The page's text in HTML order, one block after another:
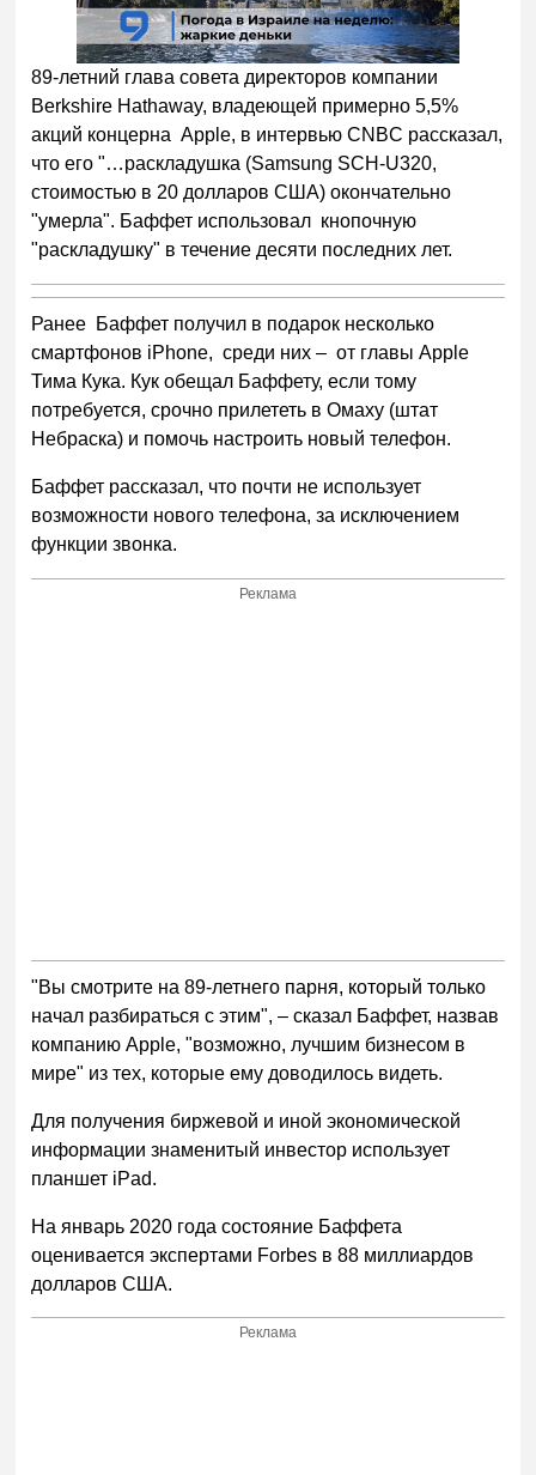
00:00/01:00
89-летний глава совета директоров компании
Berkshire Hathaway, владеющей примерно 5,5%
акций концерна Apple, в интервью CNBC рассказал,
что его "…раскладушка (Samsung SCH-U320,
стоимостью в 20 долларов США) окончательно
"умерла". Баффет использовал кнопочную
"раскладушку" в течение десяти последних лет.
Ранее Баффет получил в подарок несколько
смартфонов iPhone, среди них – от главы Apple
Тима Кука. Кук обещал Баффету, если тому
потребуется, срочно прилететь в Омаху (штат
Небраска) и помочь настроить новый телефон.
Баффет рассказал, что почти не использует
возможности нового телефона, за исключением
функции звонка.
Реклама
"Вы смотрите на 89-летнего парня, который только
начал разбираться с этим", – сказал Баффет, назвав
компанию Apple, "возможно, лучшим бизнесом в
мире" из тех, которые ему доводилось видеть.
Для получения биржевой и иной экономической
информации знаменитый инвестор использует
планшет iPad.
На январь 2020 года состояние Баффета
оценивается экспертами Forbes в 88 миллиардов
долларов США.
Реклама